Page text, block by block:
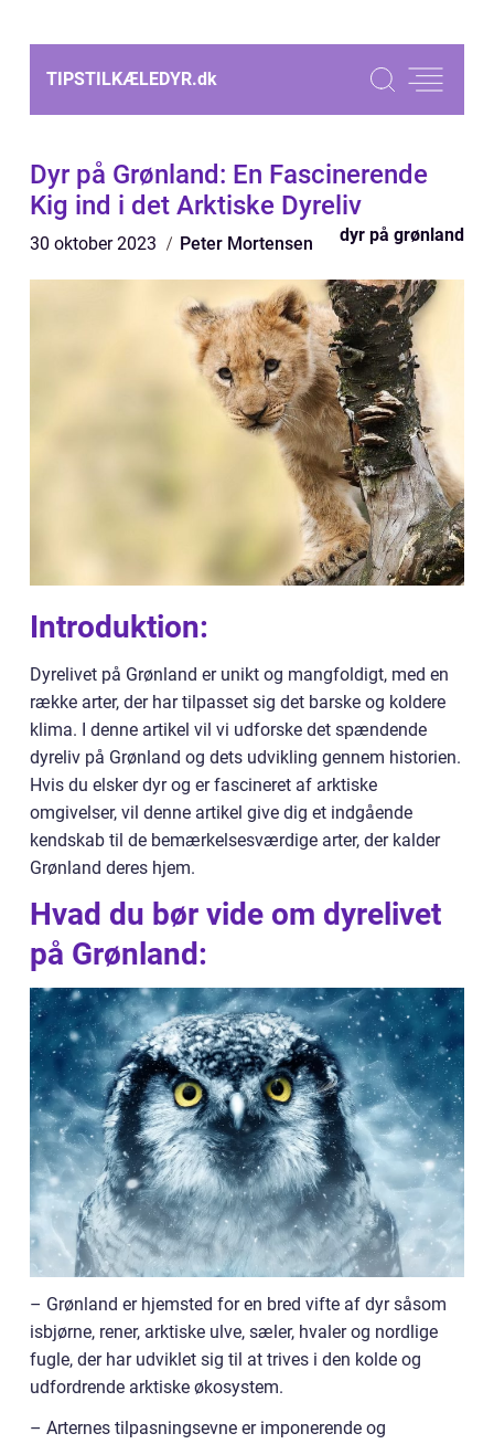
TIPSTILKÆLEDYR.dk
Dyr på Grønland: En Fascinerende
Kig ind i det Arktiske Dyreliv
30 oktober 2023 Peter Mortensen dyr på grønland
Introduktion:
Dyrelivet på Grønland er unikt og mangfoldigt, med en
række arter, der har tilpasset sig det barske og koldere
klima. I denne artikel vil vi udforske det spændende
dyreliv på Grønland og dets udvikling gennem historien.
Hvis du elsker dyr og er fascineret af arktiske
omgivelser, vil denne artikel give dig et indgående
kendskab til de bemærkelsesværdige arter, der kalder
Grønland deres hjem.
Hvad du bør vide om dyrelivet
på Grønland:
– Grønland er hjemsted for en bred vifte af dyr såsom
isbjørne, rener, arktiske ulve, sæler, hvaler og nordlige
fugle, der har udviklet sig til at trives i den kolde og
udfordrende arktiske økosystem.
– Arternes tilpasningsevne er imponerende og